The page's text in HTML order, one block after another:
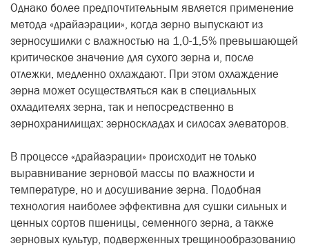
Однако более предпочтительным является применение
метода «драйаэрации», когда зерно выпускают из
зерносушилки с влажностью на 1,0-1,5% превышающей
критическое значение для сухого зерна и, после
отлежки, медленно охлаждают. При этом охлаждение
зерна может осуществляться как в специальных
охладителях зерна, так и непосредственно в
зернохранилищах: зерноскладах и силосах элеваторов.
В процессе «драйаэрации» происходит не только
выравнивание зерновой массы по влажности и
температуре, но и досушивание зерна. Подобная
технология наиболее эффективна для сушки сильных и
ценных сортов пшеницы, семенного зерна, а также
зерновых культур, подверженных трещинообразованию